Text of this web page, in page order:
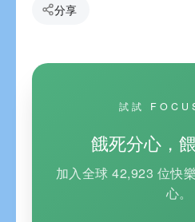
分享
試試
餓死分心，
加入全球 42,923 位快
心。